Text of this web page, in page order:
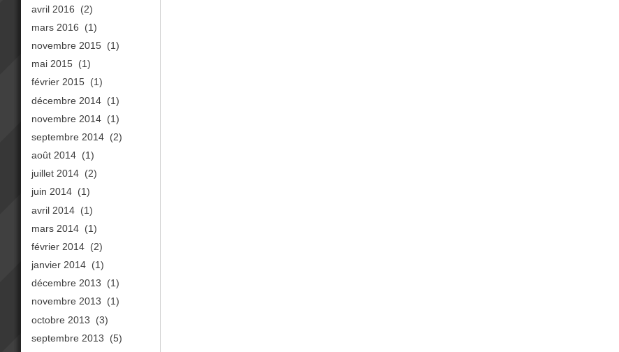
avril 2016
(2)
mars 2016
(1)
novembre 2015 (1)
mai 2015 (1)
février 2015 (1)
décembre 2014 (1)
novembre 2014 (1)
septembre 2014 (2)
août 2014 (1)
juillet 2014 (2)
juin 2014 (1)
avril 2014 (1)
mars 2014 (1)
février 2014 (2)
janvier 2014 (1)
décembre 2013
(1)
novembre 2013
(1)
octobre 2013
(3)
septembre 2013
(5)